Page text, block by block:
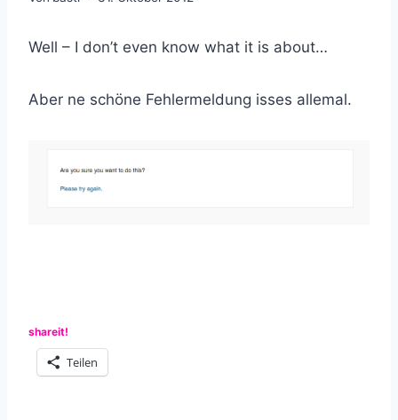
Well – I don’t even know what it is about…
Aber ne schöne Fehlermeldung isses allemal.
shareit!
Teilen